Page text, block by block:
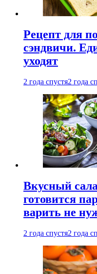
Рецепт для
сэндвичи.
уходят
2 года спустя2 года
Вкусный
готовится
варить не
2 года спустя2 года